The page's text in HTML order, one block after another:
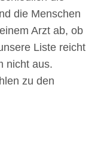
die Menschen
Arzt ab, ob
Liste reicht
nicht aus.
zu den